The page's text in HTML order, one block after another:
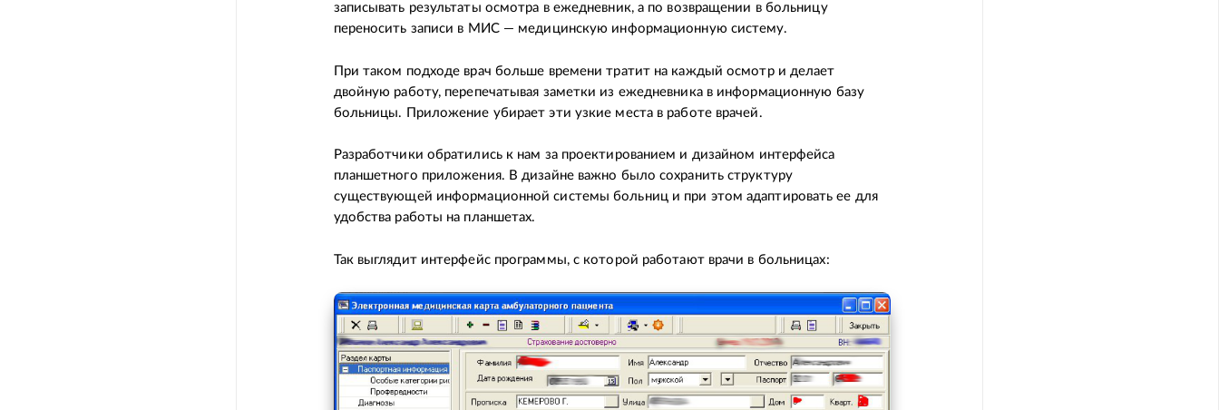
записывать результаты осмотра в ежедневник, а по возвращении в больницу
переносить записи в МИС — медицинскую информационную систему.
При таком подходе врач больше времени тратит на каждый осмотр и делает
двойную работу, перепечатывая заметки из ежедневника в информационную базу
больницы. Приложение убирает эти узкие места в работе врачей.
Разработчики обратились к нам за проектированием и дизайном интерфейса
планшетного приложения. В дизайне важно было сохранить структуру
существующей информационной системы больниц и при этом адаптировать ее для
удобства работы на планшетах.
Так выглядит интерфейс программы, с которой работают врачи в больницах: